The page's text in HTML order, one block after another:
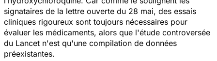
signataires de la lettre ouverte du 28 mai, des essais
cliniques rigoureux sont toujours nécessaires pour
évaluer les médicaments, alors que l'étude controversée
du Lancet n'est qu'une compilation de données
préexistantes.